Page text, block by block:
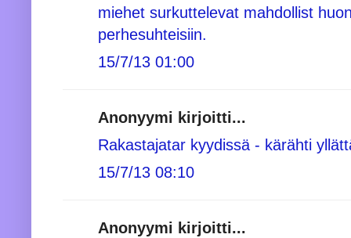
miehet surkuttelevat mahdollist
perhesuhteisiin.
15/7/13 01:00
Anonyymi kirjoitti...
Rakastajatar kyydissä - kärähti
15/7/13 08:10
Anonyymi kirjoitti...